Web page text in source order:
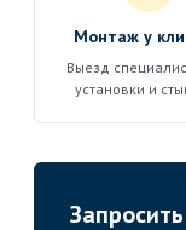
Монтаж у
Выезд
установки и